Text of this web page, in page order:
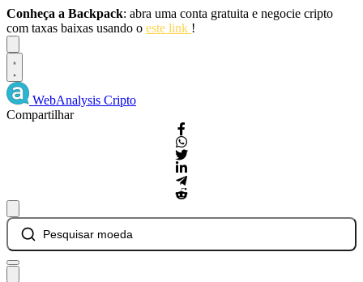
Conheça a Backpack: abra uma conta gratuita e negocie cripto
com taxas baixas usando o este link !
WebAnalysis Cripto
Compartilhar
Pesquisar moeda